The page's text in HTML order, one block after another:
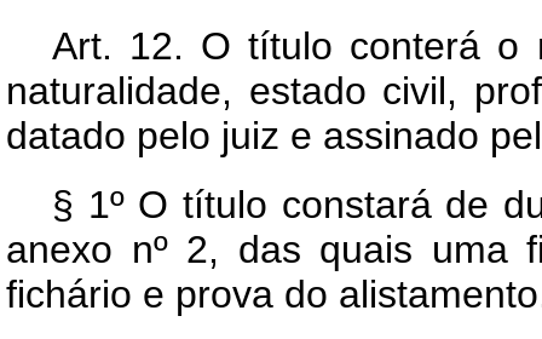
Art. 12. O título conterá o
naturalidade, estado civil,
datado pelo juiz e assinado
§ 1º O título constará de
anexo nº 2, das quais uma
fichário e prova do